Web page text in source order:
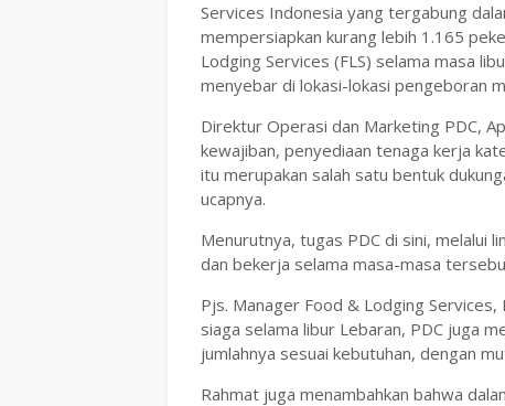
Services Indonesia yang tergabung
mempersiapkan kurang lebih 1.165
Lodging Services (FLS) selama masa
menyebar di lokasi-lokasi pengeboran
Direktur Operasi dan Marketing PDC,
kewajiban, penyediaan tenaga kerja
itu merupakan salah satu bentuk
ucapnya.
Menurutnya, tugas PDC di sini, melalui
dan bekerja selama masa-masa
Pjs. Manager Food & Lodging
siaga selama libur Lebaran, PDC juga
jumlahnya sesuai kebutuhan, dengan
Rahmat juga menambahkan bahwa